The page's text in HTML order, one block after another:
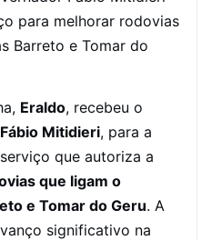
para melhorar rodovias
Barreto e Tomar do
Eraldo, recebeu o
Fábio Mitidieri, para a
que autoriza a
que ligam o
e Tomar do Geru. A
significativo na